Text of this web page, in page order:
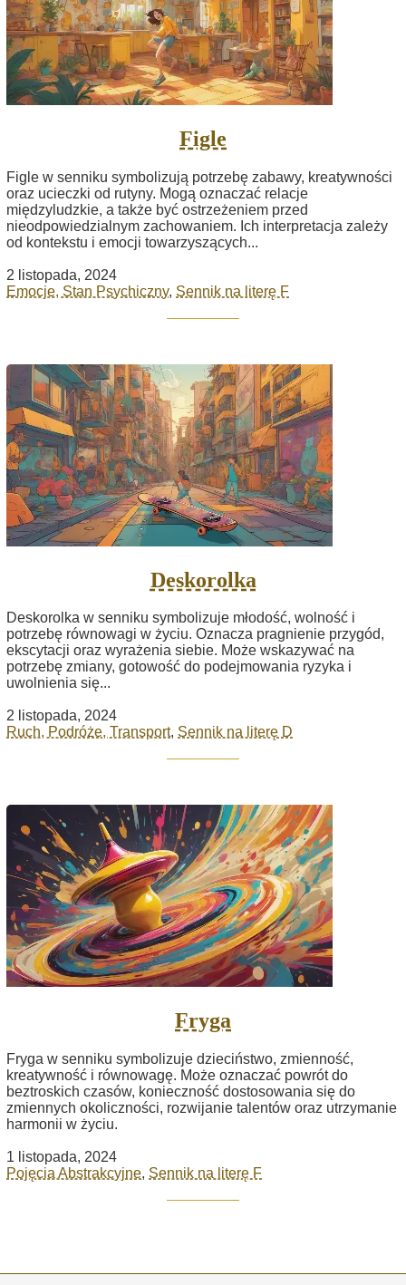
Figle
Figle w senniku symbolizują potrzebę zabawy, kreatywności
oraz ucieczki od rutyny. Mogą oznaczać relacje
międzyludzkie, a także być ostrzeżeniem przed
nieodpowiedzialnym zachowaniem. Ich interpretacja zależy
od kontekstu i emocji towarzyszących...
2 listopada, 2024
Emocje, Stan Psychiczny, Sennik na literę F
Deskorolka
Deskorolka w senniku symbolizuje młodość, wolność i
potrzebę równowagi w życiu. Oznacza pragnienie przygód,
ekscytacji oraz wyrażenia siebie. Może wskazywać na
potrzebę zmiany, gotowość do podejmowania ryzyka i
uwolnienia się...
2 listopada, 2024
Ruch, Podróże, Transport, Sennik na literę D
Fryga
Fryga w senniku symbolizuje dzieciństwo, zmienność,
kreatywność i równowagę. Może oznaczać powrót do
beztroskich czasów, konieczność dostosowania się do
zmiennych okoliczności, rozwijanie talentów oraz utrzymanie
harmonii w życiu.
1 listopada, 2024
Pojęcia Abstrakcyjne, Sennik na literę F